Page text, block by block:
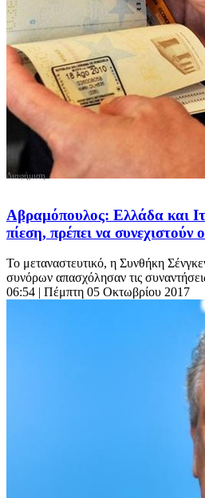
Αβραμόπουλος: Ελλάδα και
πίεση, πρέπει να συνεχιστούν
Το μεταναστευτικό, η Συνθήκη
συνόρων απασχόλησαν τις
06:54 | Πέμπτη 05 Οκτωβρίου 2017